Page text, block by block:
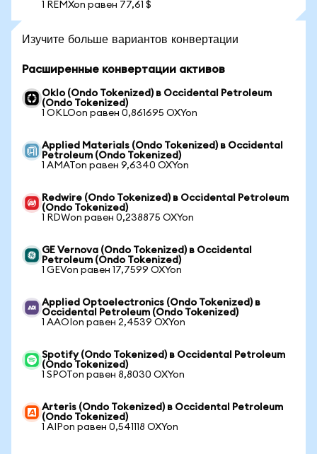
1 REMXon равен 77,61 $
Изучите больше вариантов конвертации
Расширенные конвертации активов
Oklo (Ondo Tokenized) в Occidental Petroleum
(Ondo Tokenized)
1 OKLOon равен 0,861695 OXYon
Applied Materials (Ondo Tokenized) в Occidental
Petroleum (Ondo Tokenized)
1 AMATon равен 9,6340 OXYon
Redwire (Ondo Tokenized) в Occidental Petroleum
(Ondo Tokenized)
1 RDWon равен 0,238875 OXYon
GE Vernova (Ondo Tokenized) в Occidental
Petroleum (Ondo Tokenized)
1 GEVon равен 17,7599 OXYon
Applied Optoelectronics (Ondo Tokenized) в
Occidental Petroleum (Ondo Tokenized)
1 AAOIon равен 2,4539 OXYon
Spotify (Ondo Tokenized) в Occidental Petroleum
(Ondo Tokenized)
1 SPOTon равен 8,8030 OXYon
Arteris (Ondo Tokenized) в Occidental Petroleum
(Ondo Tokenized)
1 AIPon равен 0,541118 OXYon